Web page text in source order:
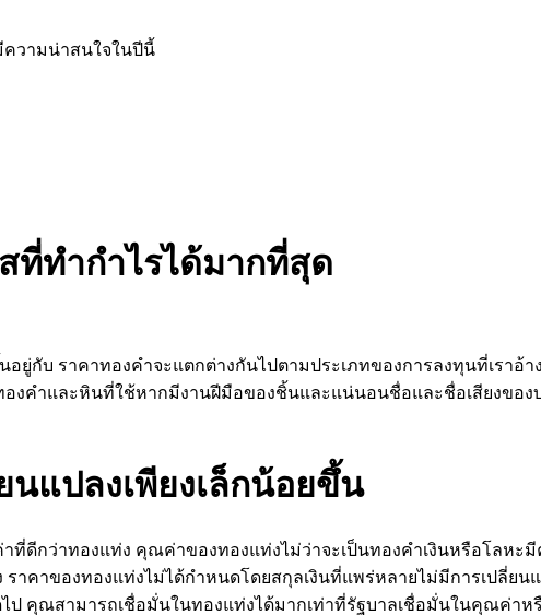
ความน่าสนใจในปีนี้
ที่ทำกำไรได้มากที่สุด
กับ ราคาทองคำจะแตกต่างกันไปตามประเภทของการลงทุนที่เราอ้า
งคำและหินที่ใช้หากมีงานฝีมือของชิ้นและแน่นอนชื่อและชื่อเสียงข
นแปลงเพียงเล็กน้อยขึ้น
ที่ดีกว่าทองแท่ง คุณค่าของทองแท่งไม่ว่าจะเป็นทองคำเงินหรือโลห
าคาของทองแท่งไม่ได้กำหนดโดยสกุลเงินที่แพร่หลายไม่มีการเปลี่ย
คุณสามารถเชื่อมั่นในทองแท่งได้มากเท่าที่รัฐบาลเชื่อมั่นในคุณค่า